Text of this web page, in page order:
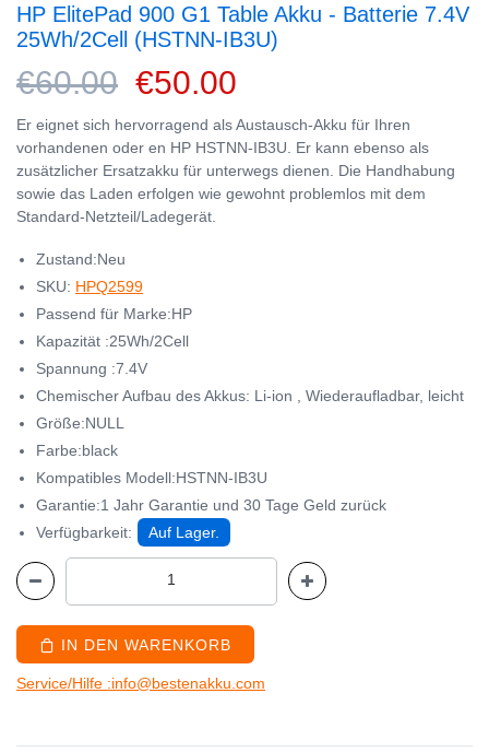
HP ElitePad 900 G1 Table Akku - Batterie 7.4V
25Wh/2Cell (HSTNN-IB3U)
€60.00 €50.00
Er eignet sich hervorragend als Austausch-Akku für Ihren
vorhandenen oder en HP HSTNN-IB3U. Er kann ebenso als
zusätzlicher Ersatzakku für unterwegs dienen. Die Handhabung
sowie das Laden erfolgen wie gewohnt problemlos mit dem
Standard-Netzteil/Ladegerät.
Zustand:Neu
SKU: HPQ2599
Passend für Marke:HP
Kapazität :25Wh/2Cell
Spannung :7.4V
Chemischer Aufbau des Akkus: Li-ion , Wiederaufladbar, leicht
Größe:NULL
Farbe:black
Kompatibles Modell:HSTNN-IB3U
Garantie:1 Jahr Garantie und 30 Tage Geld zurück
Verfügbarkeit:
Auf Lager.
IN DEN WARENKORB
Service/Hilfe :info@bestenakku.com